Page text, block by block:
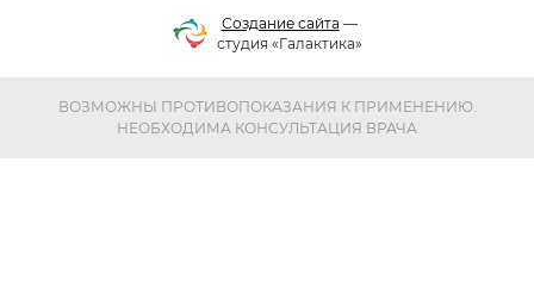
Создание сайта —
студия «Галактика»
ВОЗМОЖНЫ ПРОТИВОПОКАЗАНИЯ К ПРИМЕНЕНИЮ.
НЕОБХОДИМА КОНСУЛЬТАЦИЯ ВРАЧА